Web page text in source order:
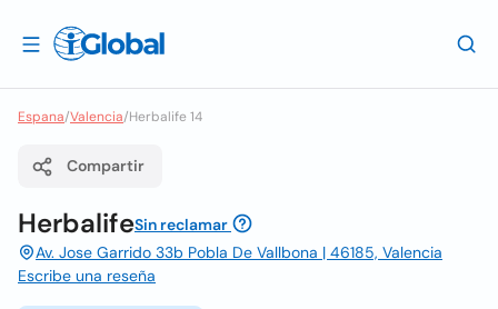
Espana/Valencia/Herbalife 14
Compartir
HerbalifeSin reclamar
Av. Jose Garrido 33b Pobla De Vallbona | 46185, Valencia
Escribe una reseña